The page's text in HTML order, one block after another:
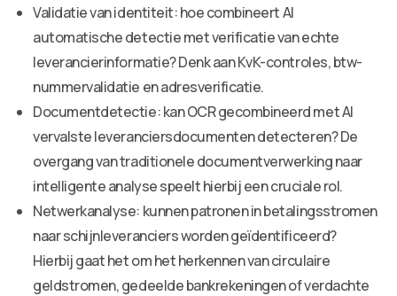
Validatie van identiteit: hoe combineert AI
automatische detectie met verificatie van echte
leverancierinformatie? Denk aan KvK-controles, btw-
nummervalidatie en adresverificatie.
Documentdetectie: kan OCR gecombineerd met AI
vervalste leveranciersdocumenten detecteren? De
overgang van traditionele documentverwerking naar
intelligente analyse speelt hierbij een cruciale rol.
Netwerkanalyse: kunnen patronen in betalingsstromen
naar schijnleveranciers worden geïdentificeerd?
Hierbij gaat het om het herkennen van circulaire
geldstromen, gedeelde bankrekeningen of verdachte